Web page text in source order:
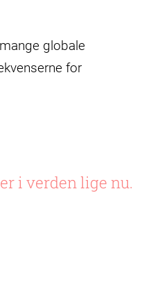
globale
for
i verden lige nu.